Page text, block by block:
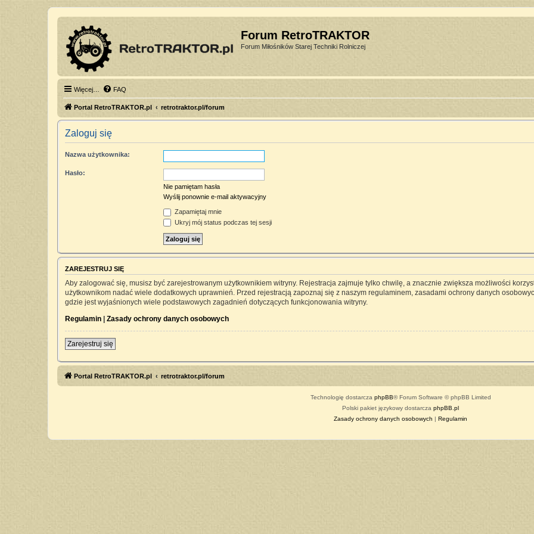
Forum RetroTRAKTOR
Forum Miłośników Starej Techniki Rolniczej
Więcej… FAQ
Portal RetroTRAKTOR.pl retrotraktor.pl/forum
Zaloguj się
Nazwa użytkownika:
Hasło:
Nie pamiętam hasła
Wyślij ponownie e-mail aktywacyjny
Zapamiętaj mnie
Ukryj mój status podczas tej sesji
ZAREJESTRUJ SIĘ
Aby zalogować się, musisz być zarejestrowanym użytkownikiem witryny. Rejestracja zajmuje tylko chwilę, a znacznie zwiększa możliwości
użytkownikom nadać wiele dodatkowych uprawnień. Przed rejestracją zapoznaj się z naszym regulaminem, zasadami ochrony danych
gdzie jest wyjaśnionych wiele podstawowych zagadnień dotyczących funkcjonowania witryny.
Regulamin | Zasady ochrony danych osobowych
Zarejestruj się
Portal RetroTRAKTOR.pl retrotraktor.pl/forum
Technologię dostarcza phpBB® Forum Software © phpBB Limited
Polski pakiet językowy dostarcza phpBB.pl
Zasady ochrony danych osobowych | Regulamin